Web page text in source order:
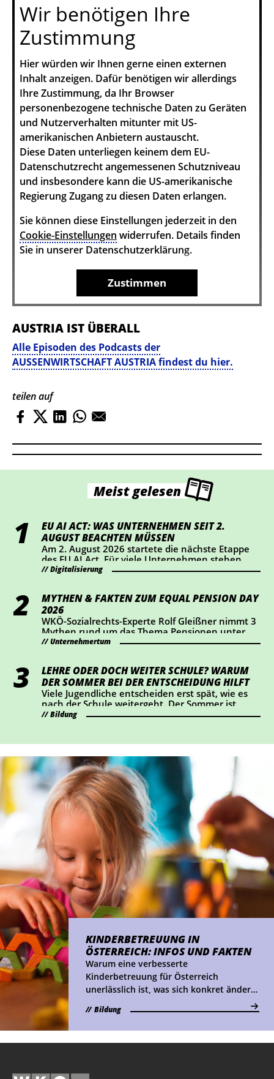
Wir benötigen Ihre
Zustimmung
Hier würden wir Ihnen gerne einen externen
Inhalt anzeigen. Dafür benötigen wir allerdings
Ihre Zustimmung, da Ihr Browser
personenbezogene technische Daten zu Geräten
und Nutzerverhalten mitunter mit US-
amerikanischen Anbietern austauscht.
Diese Daten unterliegen keinem dem EU-
Datenschutzrecht angemessenen Schutzniveau
und insbesondere kann die US-amerikanische
Regierung Zugang zu diesen Daten erlangen.
Sie können diese Einstellungen jederzeit in den
Cookie-Einstellungen widerrufen. Details finden
Sie in unserer Datenschutzerklärung.
Zustimmen
AUSTRIA IST ÜBERALL
Alle Episoden des Podcasts der
AUSSENWIRTSCHAFT AUSTRIA findest du hier.
teilen auf
Meist gelesen
EU AI ACT: WAS UNTERNEHMEN SEIT 2.
AUGUST BEACHTEN MÜSSEN
Am 2. August 2026 startete die nächste Etappe
des EU AI Act. Für viele Unternehmen stehen
dabei vor allem Transparenz und Kennzeichnung
sollte jetzt prüfen, ob Handlungsbedarf besteht.
Digitalisierung
MYTHEN & FAKTEN ZUM EQUAL PENSION DAY
2026
WKÖ-Sozialrechts-Experte Rolf Gleißner nimmt 3
Mythen rund um das Thema Pensionen unter
die Lupe und liefert Fakten.
Unternehmertum
LEHRE ODER DOCH WEITER SCHULE? WARUM
DER SOMMER BEI DER ENTSCHEIDUNG HILFT
Viele Jugendliche entscheiden erst spät, wie es
nach der Schule weitergeht. Der Sommer ist
ideal, um Lehrberufe auszuprobieren und Fragen
Bildung
KINDER­BETREUUNG IN
ÖSTERREICH: INFOS UND FAKTEN
Warum eine verbesserte
Kinderbetreuung für Österreich
unerlässlich ist, was sich konkret ändern
man am meisten lernen kann. Das alles
Bildung